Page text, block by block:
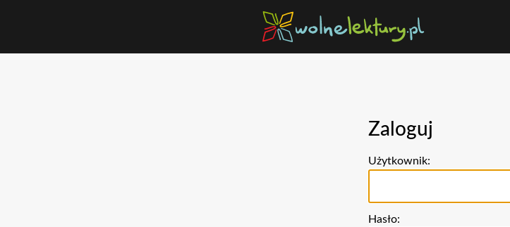
Zaloguj
Użytkownik:
Hasło: